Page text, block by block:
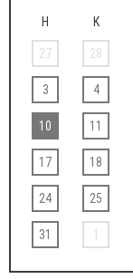
H K
27 28
3 4
10 11
17 18
24 25
31 1